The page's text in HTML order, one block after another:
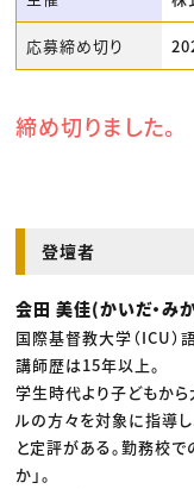
応募締め切り
締め切りました。
登壇者
会田 美佳(かいだ・み
国際基督教大学（ICU）
講師歴は15年以上。
学生時代より子どもか
ルの方々を対象に指導し
と定評がある。勤務校で
か」。